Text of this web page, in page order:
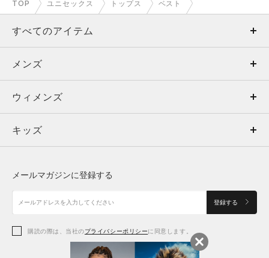
TOP ユニセックス トップス ベスト
すべてのアイテム
メンズ
ウィメンズ
キッズ
アクセサリー
メンズ
トップス
ボトムス
アクセサリー
ウィメンズ
トップス
シューズ
アクセサリー
キッズ
シューズ
メールマガジンに登録する
登録する
購読の際は、当社のプライバシーポリシーに同意します。